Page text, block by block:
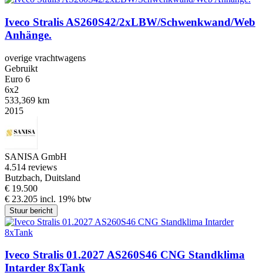
Iveco Stralis AS260S42/2xLBW/Schwenkwand/Web
Anhänge.
overige vrachtwagens
Gebruikt
Euro 6
6x2
533,369 km
2015
SANISA GmbH
4.514 reviews
Butzbach, Duitsland
€ 19.500
€ 23.205 incl. 19% btw
Stuur bericht
Iveco Stralis 01.2027 AS260S46 CNG Standklima
Intarder 8xTank